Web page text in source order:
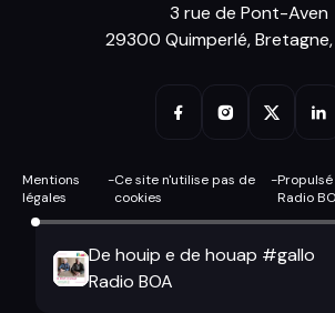
3 rue de Pont-Aven
29300 Quimperlé,
Mentions
légales
-Ce site n'utilise pas de
cookies
-
Radio
De houip e de houap #gallo
Radio BOA